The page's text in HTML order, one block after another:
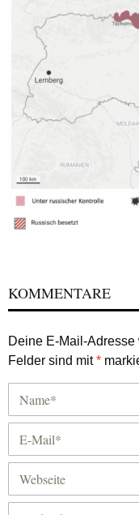
KOMMENTARE
Deine E-Mail-
Felder sind mit*